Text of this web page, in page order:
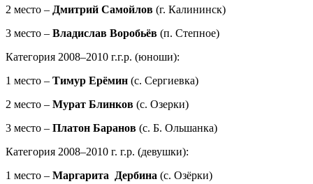
2 место – Дмитрий Самойлов (г. Калининск)
3 место – Владислав Воробьёв (п. Степное)
Категория 2008–2010 г.г.р. (юноши):
1 место – Тимур Ерёмин (с. Сергиевка)
2 место – Мурат Блинков (с. Озерки)
3 место – Платон Баранов (с. Б. Ольшанка)
Категория 2008–2010 г. г.р. (девушки):
1 место – Маргарита Дербина (с. Озёрки)